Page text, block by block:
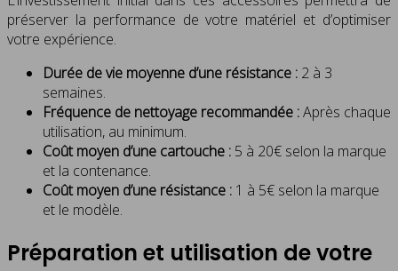
préserver la performance de votre matériel et d’optimiser
votre expérience.
Durée de vie moyenne d’une résistance : 2 à 3
semaines.
Fréquence de nettoyage recommandée :Après chaque
utilisation, au minimum.
Coût moyen d’une cartouche : 5 à 20€ selon la marque
et la contenance.
Coût moyen d’une résistance : 1 à 5€ selon la marque
et le modèle.
Préparation et utilisation de votre